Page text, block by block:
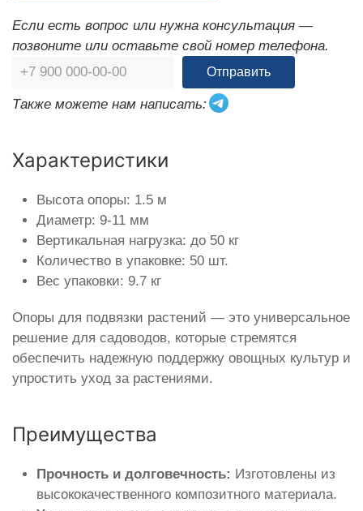
Если есть вопрос или нужна консультация —
позвоните или оставьте свой номер телефона.
Отправить
Также можете нам написать:
Характеристики
Высота опоры: 1.5 м
Диаметр: 9-11 мм
Вертикальная нагрузка: до 50 кг
Количество в упаковке: 50 шт.
Вес упаковки: 9.7 кг
Опоры для подвязки растений — это универсальное
решение для садоводов, которые стремятся
обеспечить надежную поддержку овощных культур и
упростить уход за растениями.
Преимущества
Прочность и долговечность: Изготовлены из
высококачественного композитного материала.